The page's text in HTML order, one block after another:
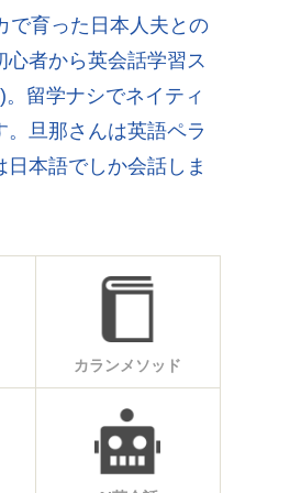
で育った日本人夫との
心者から英会話学習ス
留学ナシでネイティ
。旦那さんは英語ペラ
本語でしか会話しま
カランメソッド